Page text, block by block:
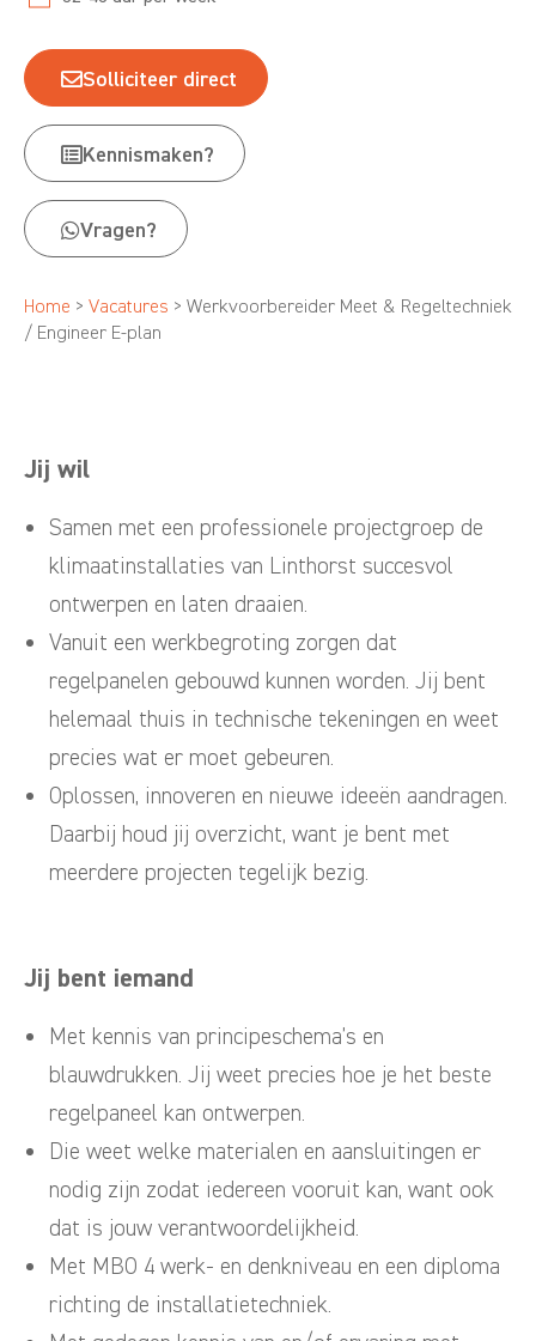
Solliciteer direct
Kennismaken?
Vragen?
Home > Vacatures > Werkvoorbereider Meet & Regeltechniek
/ Engineer E-plan
Jij wil
Samen met een professionele projectgroep de
klimaatinstallaties van Linthorst succesvol
ontwerpen en laten draaien.
Vanuit een werkbegroting zorgen dat
regelpanelen gebouwd kunnen worden. Jij bent
helemaal thuis in technische tekeningen en weet
precies wat er moet gebeuren.
Oplossen, innoveren en nieuwe ideeën aandragen.
Daarbij houd jij overzicht, want je bent met
meerdere projecten tegelijk bezig.
Jij bent iemand
Met kennis van principeschema’s en
blauwdrukken. Jij weet precies hoe je het beste
regelpaneel kan ontwerpen.
Die weet welke materialen en aansluitingen er
nodig zijn zodat iedereen vooruit kan, want ook
dat is jouw verantwoordelijkheid.
Met MBO 4 werk- en denkniveau en een diploma
richting de installatietechniek.